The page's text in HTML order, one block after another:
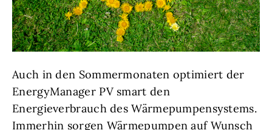
Auch in den Sommermonaten optimiert der
EnergyManager PV smart den
Energieverbrauch des Wärmepumpensystems.
Immerhin sorgen Wärmepumpen auf Wunsch